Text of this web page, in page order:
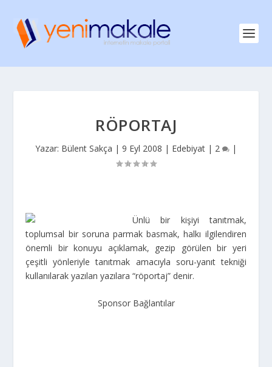
RÖPORTAJ
Yazar: Bülent Sakça | 9 Eyl 2008 | Edebiyat | 2 |
Ünlü bir kişiyi tanıtmak,
toplumsal bir soruna parmak basmak, halkı ilgilendiren
önemli bir konuyu açıklamak, gezip görülen bir yeri
çeşitli yönleriyle tanıtmak amacıyla soru-yanıt tekniği
kullanılarak yazılan yazılara “röportaj” denir.
Sponsor Bağlantılar